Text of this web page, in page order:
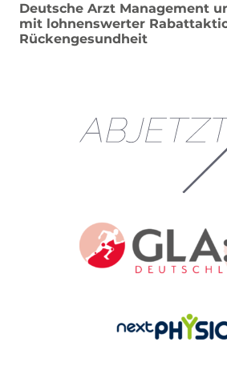
Deutsche Arzt Management
mit lohnenswerter
Rückengesundheit